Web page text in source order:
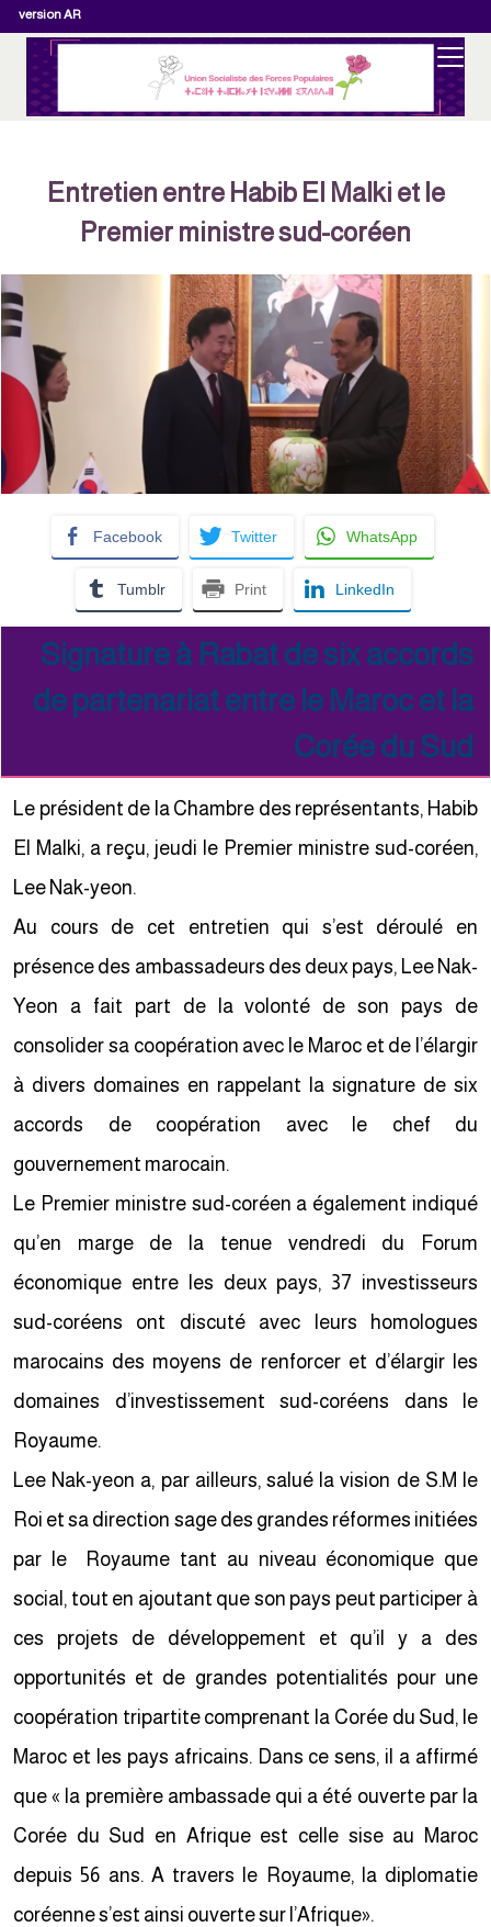
version AR
Entretien entre Habib El Malki et le
Premier ministre sud-coréen
Facebook Twitter WhatsApp
Tumblr Print LinkedIn
Signature à Rabat de six accords
de partenariat entre le Maroc et la
Corée du Sud
Le président de la Chambre des représentants, Habib
El Malki, a reçu, jeudi le Premier ministre sud-coréen,
Lee Nak-yeon.
Au cours de cet entretien qui s’est déroulé en
présence des ambassadeurs des deux pays, Lee Nak-
Yeon a fait part de la volonté de son pays de
consolider sa coopération avec le Maroc et de l’élargir
à divers domaines en rappelant la signature de six
accords de coopération avec le chef du
gouvernement marocain.
Le Premier ministre sud-coréen a également indiqué
qu’en marge de la tenue vendredi du Forum
économique entre les deux pays, 37 investisseurs
sud-coréens ont discuté avec leurs homologues
marocains des moyens de renforcer et d’élargir les
domaines d’investissement sud-coréens dans le
Royaume.
Lee Nak-yeon a, par ailleurs, salué la vision de S.M le
Roi et sa direction sage des grandes réformes initiées
par le Royaume tant au niveau économique que
social, tout en ajoutant que son pays peut participer à
ces projets de développement et qu’il y a des
opportunités et de grandes potentialités pour une
coopération tripartite comprenant la Corée du Sud, le
Maroc et les pays africains. Dans ce sens, il a affirmé
que « la première ambassade qui a été ouverte par la
Corée du Sud en Afrique est celle sise au Maroc
depuis 56 ans. A travers le Royaume, la diplomatie
coréenne s’est ainsi ouverte sur l’Afrique».